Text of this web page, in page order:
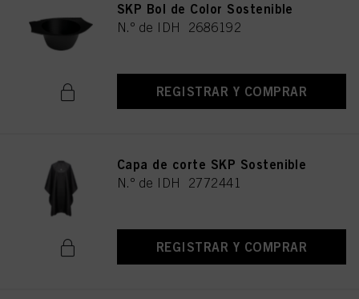
SKP Bol de Color Sostenible
N.º de IDH 2686192
REGISTRAR Y COMPRAR
Capa de corte SKP Sostenible
N.º de IDH 2772441
REGISTRAR Y COMPRAR